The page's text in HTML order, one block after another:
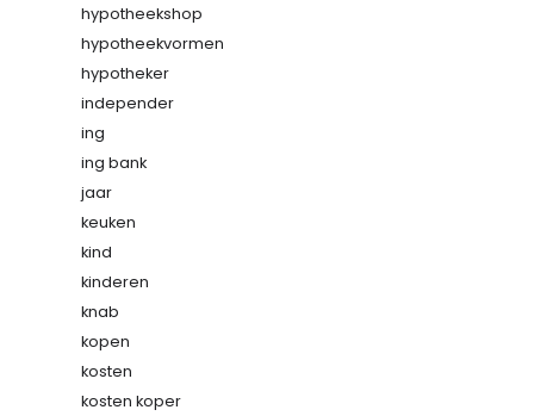
hypotheekshop
hypotheekvormen
hypotheker
independer
ing
ing bank
jaar
keuken
kind
kinderen
knab
kopen
kosten
kosten koper